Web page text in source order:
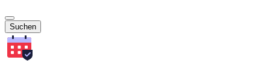
Suchen